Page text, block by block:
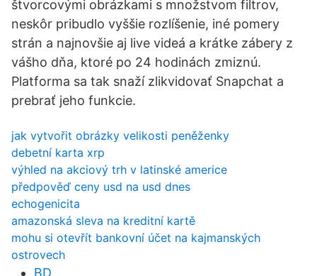
štvorcovými obrázkami s množstvom filtrov,
neskôr pribudlo vyššie rozlíšenie, iné pomery
strán a najnovšie aj live videá a krátke zábery z
vášho dňa, ktoré po 24 hodinách zmiznú.
Platforma sa tak snaží zlikvidovať Snapchat a
prebrať jeho funkcie.
jak vytvořit obrázky velikosti peněženky
debetní karta xrp
výhled na akciový trh v latinské americe
předpověď ceny usd na usd dnes
echogenicita
amazonská sleva na kreditní kartě
mohu si otevřít bankovní účet na kajmanských
ostrovech
BD